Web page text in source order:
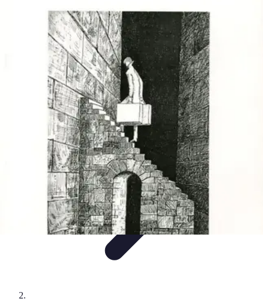
Techniques et pratiquesMéthodes de relaxation
Prévention du
Aménagement et ressources Santé mentale
Cadres Zen